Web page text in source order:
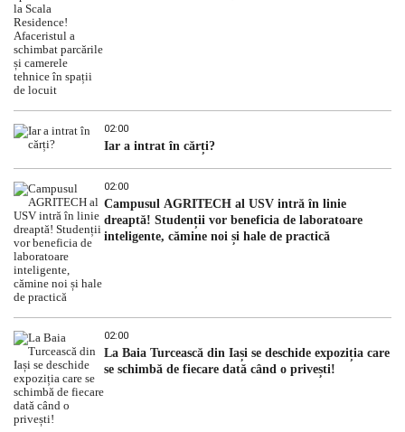
02:00
Iar a intrat în cărți?
02:00
Campusul AGRITECH al USV intră în linie
dreaptă! Studenții vor beneficia de laboratoare
inteligente, cămine noi și hale de practică
02:00
La Baia Turcească din Iași se deschide expoziția care
se schimbă de fiecare dată când o privești!